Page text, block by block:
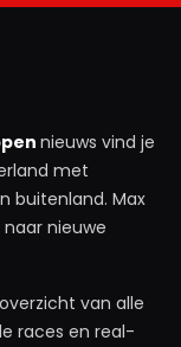
nieuws vind je
met
buitenland. Max
nieuwe
van alle
races en real-